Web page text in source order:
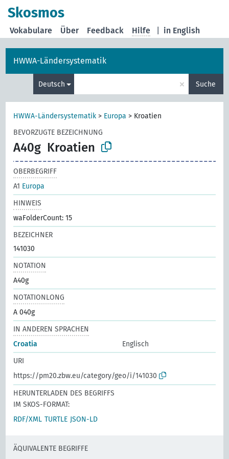
Skosmos
in English
Vokabulare Über Feedback Hilfe
HWWA-Ländersystematik
Deutsch × Suche
HWWA-Ländersystematik > Europa > Kroatien
BEVORZUGTE BEZEICHNUNG
A40g Kroatien
OBERBEGRIFF
A1 Europa
HINWEIS
waFolderCount: 15
BEZEICHNER
141030
NOTATION
A40g
NOTATIONLONG
A 040g
IN ANDEREN SPRACHEN
Croatia
Englisch
URI
https://pm20.zbw.eu/category/geo/i/141030
HERUNTERLADEN DES BEGRIFFS
IM SKOS-FORMAT:
RDF/XML TURTLE JSON-LD
ÄQUIVALENTE BEGRIFFE